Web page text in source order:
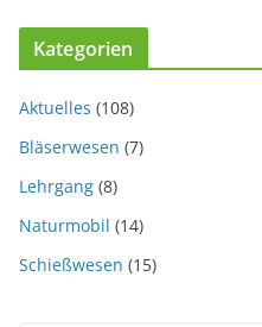
Kategorien
Aktuelles (108)
Bläserwesen (7)
Lehrgang (8)
Naturmobil (14)
Schießwesen (15)